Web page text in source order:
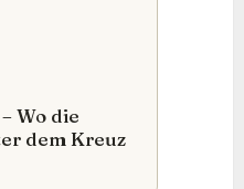
Wo die
dem Kreuz